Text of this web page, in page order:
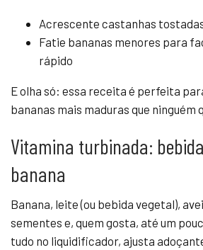
Acrescente castanhas
Fatie bananas menores para
rápido
E olha só: essa receita é perfeita
bananas mais maduras que ninguém
Vitamina turbinada:
banana
Banana, leite (ou bebida vegetal),
sementes e, quem gosta, até um
tudo no liquidificador, ajusta